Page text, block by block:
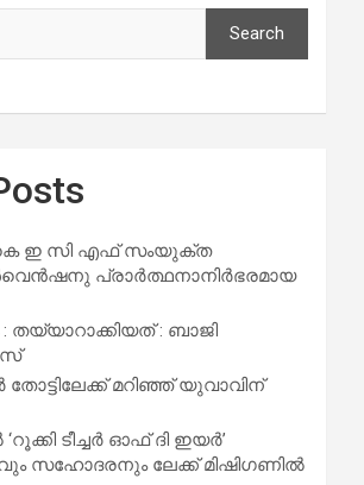
Search
ഇ സി എഫ് സംയുക്ത
പ്രാർത്ഥനാനിർഭരമായ
തയ്യാറാക്കിയത് : ബാജി
തോട്ടിലേക്ക് മറിഞ്ഞ് യുവാവിന്
ടീച്ചർ ഓഫ് ദി ഇയർ’
സഹോദരനും ലേക്ക് മിഷിഗണിൽ